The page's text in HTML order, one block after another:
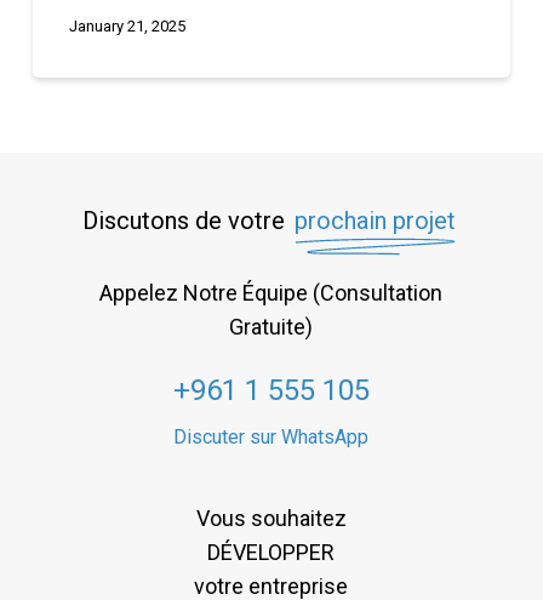
January 21, 2025
Discutons de votre prochain projet
Appelez Notre Équipe (Consultation
Gratuite)
+961 1 555 105
Discuter sur WhatsApp
Vous souhaitez
DÉVELOPPER
votre entreprise